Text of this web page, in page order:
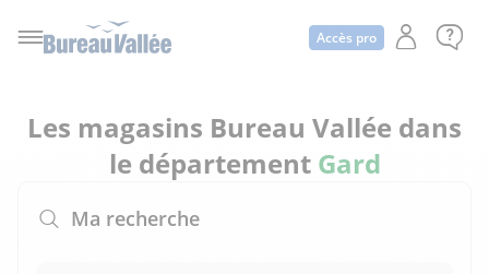
Accès pro
Les magasins Bureau Vallée dans
le département Gard
Ma recherche